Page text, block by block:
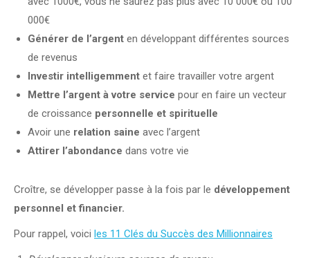
000€
Générer de l’argent en développant différentes sources
de revenus
Investir intelligemment et faire travailler votre argent
Mettre l’argent à votre service pour en faire un vecteur
de croissance personnelle et spirituelle
Avoir une relation saine avec l’argent
Attirer l’abondance dans votre vie
Croître, se développer passe à la fois par le développement
personnel et financier.
Pour rappel, voici les 11 Clés du Succès des Millionnaires